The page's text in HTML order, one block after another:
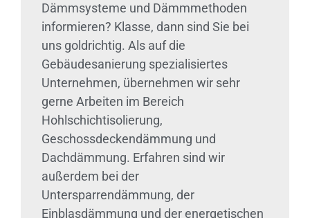
Dämmsysteme und Dämmmethoden
informieren? Klasse, dann sind Sie bei
uns goldrichtig. Als auf die
Gebäudesanierung spezialisiertes
Unternehmen, übernehmen wir sehr
gerne Arbeiten im Bereich
Hohlschichtisolierung,
Geschossdeckendämmung und
Dachdämmung. Erfahren sind wir
außerdem bei der
Untersparrendämmung, der
Einblasdämmung und der energetischen